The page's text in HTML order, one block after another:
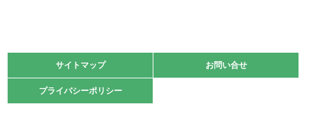
緑ケ丘体育館
2021.10.23
卓球選手権大会ラージボールの部開催☆
サイトマップ お問い合せ
プライバシーポリシー
サイトマップ お問い合せ
プライバシーポリシー